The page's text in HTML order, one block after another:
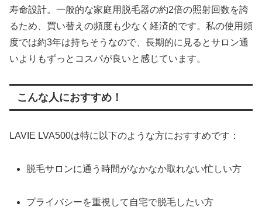
寿命設計。一般的な家庭用脱毛器の約2倍の照射回数を誇
るため、買い替えの頻度も少なく経済的です。私の使用頻
度では約3年は持ちそうなので、長期的に見るとサロン通
いよりもずっとコスパが良いと感じています。
こんな人におすすめ！
LAVIE LVA500は特に以下のような方におすすめです：
脱毛サロンに通う時間がなかなか取れない忙しい方
プライバシーを重視して自宅で脱毛したい方